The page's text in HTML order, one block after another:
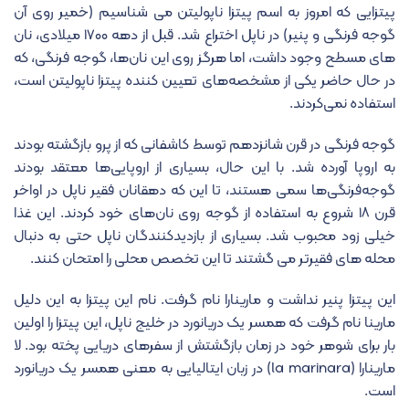
پیتزایی که امروز به اسم پیتزا ناپولیتن می شناسیم (خمیر روی آن
گوجه فرنگی و پنیر) در ناپل اختراع شد. قبل از دهه ۱۷۰۰ میلادی، نان
های مسطح وجود داشت، اما هرگز روی این نان‌ها، گوجه فرنگی، که
در حال حاضر یکی از مشخصه‌های تعیین کننده پیتزا ناپولیتن است،
استفاده نمی‌کردند.
گوجه فرنگی در قرن شانزدهم توسط کاشفانی که از پرو بازگشته بودند
به اروپا آورده شد. با این حال، بسیاری از اروپایی‌ها معتقد بودند
گوجه‌فرنگی‌ها سمی هستند، تا این که دهقانان فقیر ناپل در اواخر
قرن ۱۸ شروع به استفاده از گوجه روی نان‌های خود کردند. این غذا
خیلی زود محبوب شد. بسیاری از بازدیدکنندگان ناپل حتی به دنبال
محله های فقیرتر می گشتند تا این تخصص محلی را امتحان کنند.
این پیتزا پنیر نداشت و مارینارا نام گرفت. نام این پیتزا به این دلیل
مارینا نام گرفت که همسر یک دریانورد در خلیج ناپل، این پیتزا را اولین
بار برای شوهر خود در زمان بازگشتش از سفرهای دریایی پخته بود. لا
مارینارا (la marinara) در زبان ایتالیایی به معنی همسر یک دریانورد
است.